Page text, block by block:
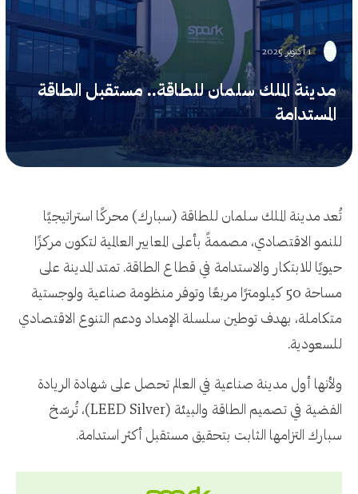
1 أكتوبر 2025
مدينة الملك سلمان للطاقة.. مستقبل الطاقة
المستدامة
تُعد مدينة الملك سلمان للطاقة (سبارك) محركًا استراتيجيًا
للنمو الاقتصادي، مصممةً بأعلى المعايير العالمية لتكون مركزًا
حيويًا للابتكار والاستدامة في قطاع الطاقة. تمتد المدينة على
مساحة 50 كيلومترًا مربعًا وتوفر منظومة صناعية ولوجستية
متكاملة، بهدف توطين سلسلة الإمداد ودعم التنوع الاقتصادي
للسعودية.
ولأنها أول مدينة صناعية في العالم تحصل على شهادة الريادة
الفضية في تصميم الطاقة والبيئة (LEED Silver)، تُرسّخ
سبارك التزامها الثابت بتحقيق مستقبل أكثر استدامة.